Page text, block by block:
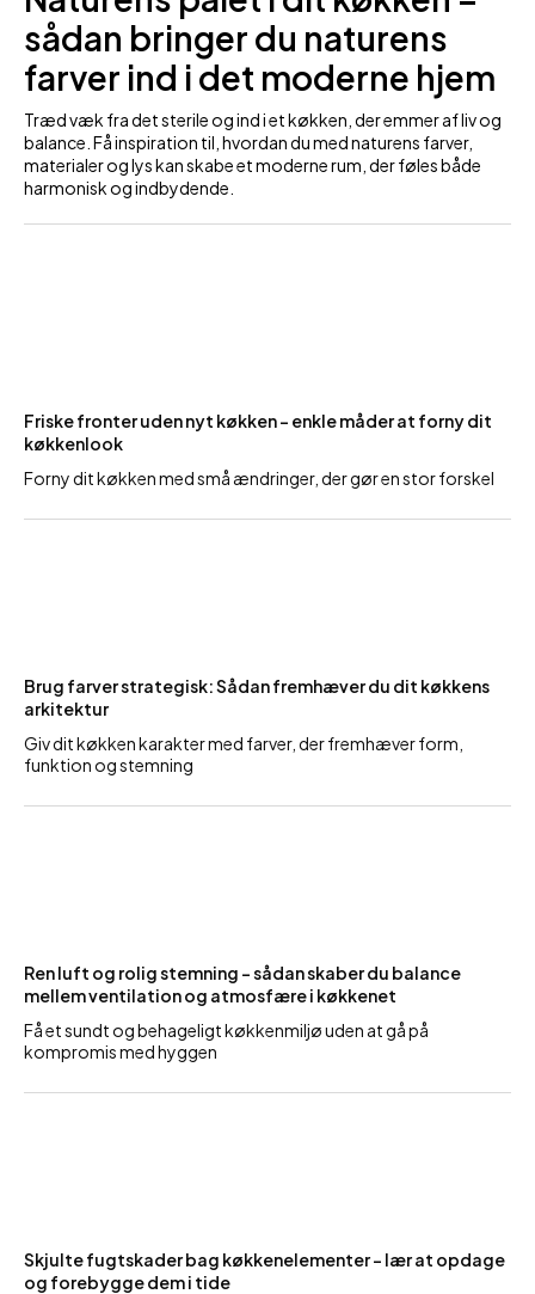
sådan bringer du naturens
farver ind i det moderne hjem
Træd væk fra det sterile og ind i et køkken, der emmer af liv og
balance. Få inspiration til, hvordan du med naturens farver,
materialer og lys kan skabe et moderne rum, der føles både
harmonisk og indbydende.
Friske fronter uden nyt køkken – enkle måder at forny dit
køkkenlook
Forny dit køkken med små ændringer, der gør en stor forskel
Brug farver strategisk: Sådan fremhæver du dit køkkens
arkitektur
Giv dit køkken karakter med farver, der fremhæver form,
funktion og stemning
Ren luft og rolig stemning – sådan skaber du balance
mellem ventilation og atmosfære i køkkenet
Få et sundt og behageligt køkkenmiljø uden at gå på
kompromis med hyggen
Skjulte fugtskader bag køkkenelementer – lær at opdage
og forebygge dem i tide